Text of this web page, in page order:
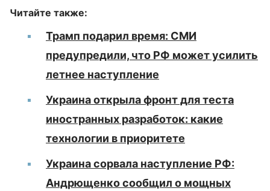
Читайте также:
Трамп подарил время: СМИ
предупредили, что РФ может усилить
летнее наступление
Украина открыла фронт для теста
иностранных разработок: какие
технологии в приоритете
Украина сорвала наступление РФ:
Андрющенко сообщил о мощных